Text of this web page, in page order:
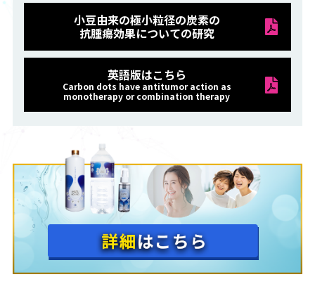
小豆由来の極小粒径の炭素の
抗腫瘍効果についての研究
英語版はこちら
Carbon dots have antitumor action as
monotherapy or combination therapy